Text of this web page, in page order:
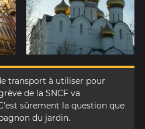
transport à utiliser pour
de la SNCF va
sûrement la question que
du jardin.